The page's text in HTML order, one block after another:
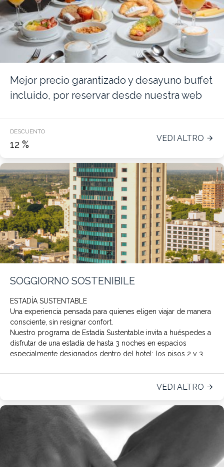
Mejor precio garantizado y desayuno buffet
incluido, por reservar desde nuestra web
DESCUENTO
12 %
VEDI ALTRO
SOGGIORNO SOSTENIBILE
ESTADÍA SUSTENTABLE
Una experiencia pensada para quienes eligen viajar de manera
consciente, sin resignar confort.
Nuestro programa de Estadía Sustentable invita a huéspedes a
disfrutar de una estadía de hasta 3 noches en espacios
especialmente designados dentro del hotel: los pisos 2 y 3,
Durante su estadía, el servicio de limpieza diaria y la
contribuyendo al ahorro de agua, energía y a la disminución
de la huella de carbono asociada a los procesos de
Asimismo, se promueve el uso de escaleras como una
alternativa sostenible dentro del hotel.
VEDI ALTRO